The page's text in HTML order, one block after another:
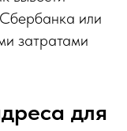
или
затратами
для